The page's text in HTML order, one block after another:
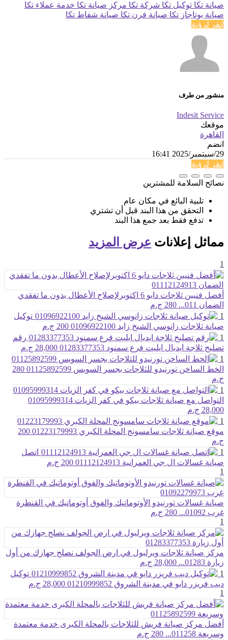
صيانة تكا توكيل تكا شركة تكا مركز صيانة تكا خدمة عملاء تكا
صيانة بوتاجاز تكا صيانة فرن تكا صيانة شفاط تكا
انقر لرؤية
منشور من طرف
Indesit Service
موقعك
القاهرة
انضم
29/سبتمبر/2025 16:41
انقر لرؤية
نصائح السلامة للمشترين
تلبية البائع في مكان عام
التحقق من هذا البند قبل أن تشتري
تدفع فقط بعد جمع هذا البند
مماثل إعلانات عرض المزيد
1
أفضل فنيين ثلاجات دايو 6 اكتوبرلإصلاح الأعطال بدون ما تفقدي
الضمان 011...
280 ج.م
1
توكيل
صيانة ثلاجات زانوسي الشيخ زايد 01096922100
200 ج.م
1
رقم
تصليح ثلاجة ايديال ايليت فرع سمنود 01283377353
28,000 ج.م
1
الخط الساخن تورنيدو للثلاجات بجسر السويس 01125892599
280
ج.م
1
التواصل مع صيانة ثلاجات بيكو في كفر الزيات 01095999314
28,000 ج.م
1
موقع صيانة ثلاجات سامسونج المحلة الكبري 01223179993
200
ج.م
1
اتصل
صيانة غسالات ال جي العمرانية 01112124913
200 ج.م
1
صيانة غسالات تورنيدو الأوتوماتيك والفوق أوتوماتيك في القنطرة
غرب 01092...
280 ج.م
1
مركز صيانة ثلاجات ويرلبول في ارض الجولف نصلح جهازك من أول
زيارة 01283...
28,000 ج.م
1
توكيل
ديب فريزر دايو في مدينة الشروق 01210999852
28,000 ج.م
1
أفضل مركز صيانة فريش للثلاجات بالمحلة الكبرى خدمة معتمدة
وسريعة 011258...
280 ج.م